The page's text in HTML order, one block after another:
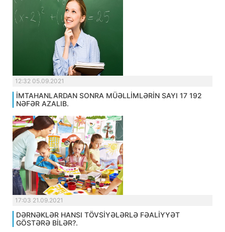
12:32 05.09.2021
İMTAHANLARDAN SONRA MÜƏLLİMLƏRİN SAYI 17 192
NƏFƏR AZALIB.
17:03 21.09.2021
DƏRNƏKLƏR HANSI TÖVSİYƏLƏRLƏ FƏALİYYƏT
GÖSTƏRƏ BİLƏR?.